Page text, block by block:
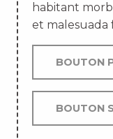
habitant
et malesuada
BOUTON
BOUTON